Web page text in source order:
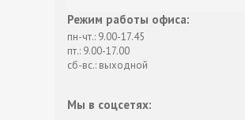
Режим работы офиса:
пн-чт.: 9.00-17.45
пт.: 9.00-17.00
сб-вс.: выходной
Мы в соцсетях: